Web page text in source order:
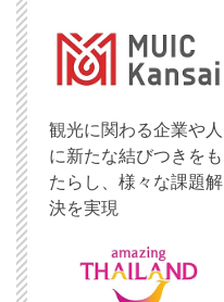
観光に関わる企業や人
に新たな結びつきをも
たらし、様々な課題解
決を実現